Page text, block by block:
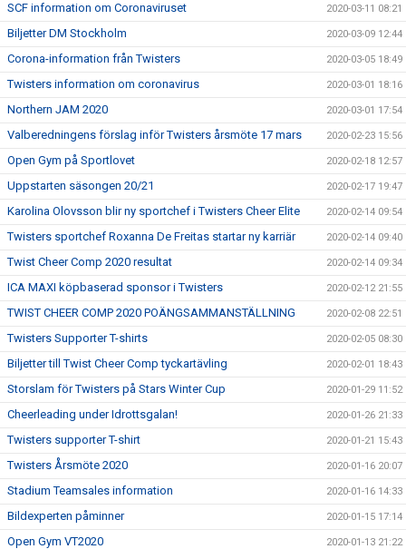
SCF information om Coronaviruset 2020-03-11 08:21
Biljetter DM Stockholm 2020-03-09 12:44
Corona-information från Twisters 2020-03-05 18:49
Twisters information om coronavirus 2020-03-01 18:16
Northern JAM 2020 2020-03-01 17:54
Valberedningens förslag inför Twisters årsmöte 17 mars 2020-02-23 15:56
Open Gym på Sportlovet 2020-02-18 12:57
Uppstarten säsongen 20/21 2020-02-17 19:47
Karolina Olovsson blir ny sportchef i Twisters Cheer Elite 2020-02-14 09:54
Twisters sportchef Roxanna De Freitas startar ny karriär 2020-02-14 09:40
Twist Cheer Comp 2020 resultat 2020-02-14 09:34
ICA MAXI köpbaserad sponsor i Twisters 2020-02-12 21:55
TWIST CHEER COMP 2020 POÄNGSAMMANSTÄLLNING 2020-02-08 22:51
Twisters Supporter T-shirts 2020-02-05 08:30
Biljetter till Twist Cheer Comp tyckartävling 2020-02-01 18:43
Storslam för Twisters på Stars Winter Cup 2020-01-29 11:52
Cheerleading under Idrottsgalan! 2020-01-26 21:33
Twisters supporter T-shirt 2020-01-21 15:43
Twisters Årsmöte 2020 2020-01-16 20:07
Stadium Teamsales information 2020-01-16 14:33
Bildexperten påminner 2020-01-15 17:14
Open Gym VT2020 2020-01-13 21:22